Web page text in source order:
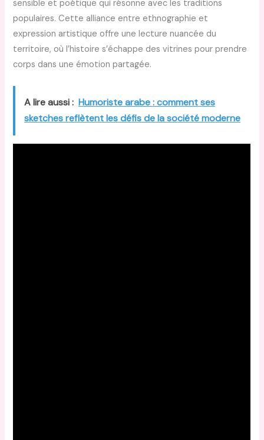
sensible et poétique qui résonne avec les traditions
populaires. Cette alliance entre ethnographie et
expression artistique offre une lecture nuancée du
territoire, où l’histoire s’échappe des vitrines pour prendre
corps dans une émotion partagée.
A lire aussi : Humoriste arabe : comment ses
sketches reflètent les défis de la société moderne